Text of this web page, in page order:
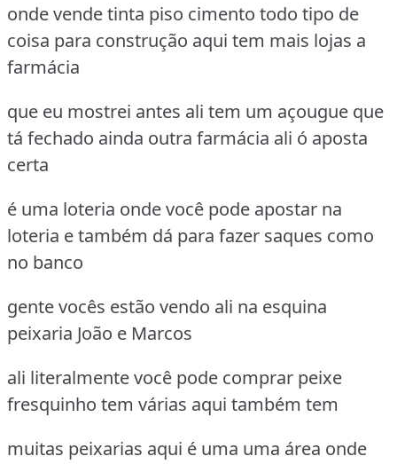
onde vende tinta piso cimento todo tipo de
coisa para construção aqui tem mais lojas a
farmácia
que eu mostrei antes ali tem um açougue que
tá fechado ainda outra farmácia ali ó aposta
certa
é uma loteria onde você pode apostar na
loteria e também dá para fazer saques como
no banco
gente vocês estão vendo ali na esquina
peixaria João e Marcos
ali literalmente você pode comprar peixe
fresquinho tem várias aqui também tem
muitas peixarias aqui é uma uma área onde